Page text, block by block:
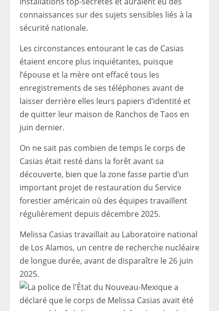
connaissances sur des sujets sensibles liés à la
sécurité nationale.
Les circonstances entourant le cas de Casias
étaient encore plus inquiétantes, puisque
l’épouse et la mère ont effacé tous les
enregistrements de ses téléphones avant de
laisser derrière elles leurs papiers d’identité et
de quitter leur maison de Ranchos de Taos en
juin dernier.
On ne sait pas combien de temps le corps de
Casias était resté dans la forêt avant sa
découverte, bien que la zone fasse partie d’un
important projet de restauration du Service
forestier américain où des équipes travaillent
régulièrement depuis décembre 2025.
Melissa Casias travaillait au Laboratoire national
de Los Alamos, un centre de recherche nucléaire
de longue durée, avant de disparaître le 26 juin
2025.